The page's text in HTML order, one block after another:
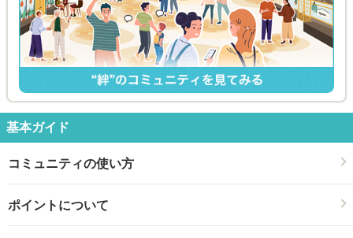
基本ガイド
コミュニティの使い方
ポイントについて